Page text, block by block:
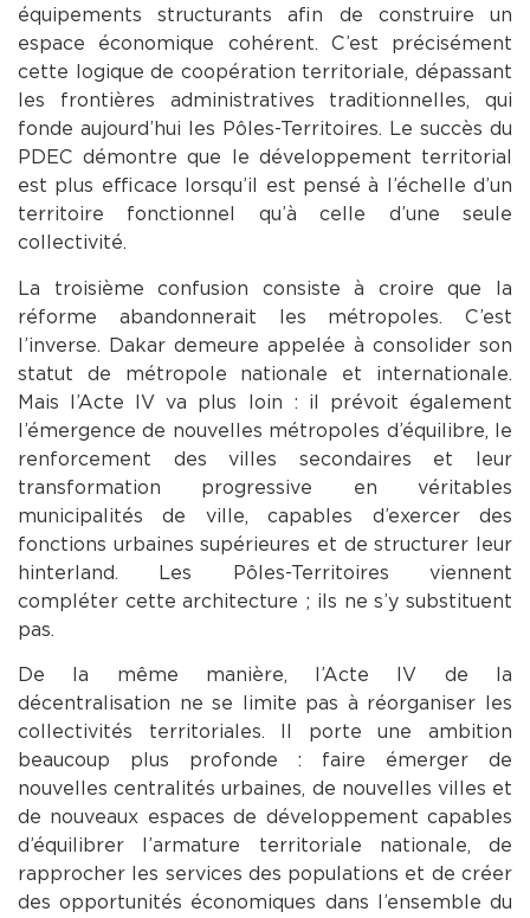
équipements structurants afin de construire un
espace économique cohérent. C’est précisément
cette logique de coopération territoriale, dépassant
les frontières administratives traditionnelles, qui
fonde aujourd’hui les Pôles-Territoires. Le succès du
PDEC démontre que le développement territorial
est plus efficace lorsqu’il est pensé à l’échelle d’un
territoire fonctionnel qu’à celle d’une seule
collectivité.
La troisième confusion consiste à croire que la
réforme abandonnerait les métropoles. C’est
l’inverse. Dakar demeure appelée à consolider son
statut de métropole nationale et internationale.
Mais l’Acte IV va plus loin : il prévoit également
l’émergence de nouvelles métropoles d’équilibre, le
renforcement des villes secondaires et leur
transformation progressive en véritables
municipalités de ville, capables d’exercer des
fonctions urbaines supérieures et de structurer leur
hinterland. Les Pôles-Territoires viennent
compléter cette architecture ; ils ne s’y substituent
pas.
De la même manière, l’Acte IV de la
décentralisation ne se limite pas à réorganiser les
collectivités territoriales. Il porte une ambition
beaucoup plus profonde : faire émerger de
nouvelles centralités urbaines, de nouvelles villes et
de nouveaux espaces de développement capables
d’équilibrer l’armature territoriale nationale, de
rapprocher les services des populations et de créer
des opportunités économiques dans l’ensemble du